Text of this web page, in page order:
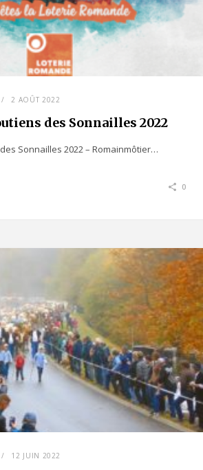
2 AOÛT 2022
des Sonnailles 2022
Sonnailles 2022 – Romainmôtier…
0
12 JUIN 2022